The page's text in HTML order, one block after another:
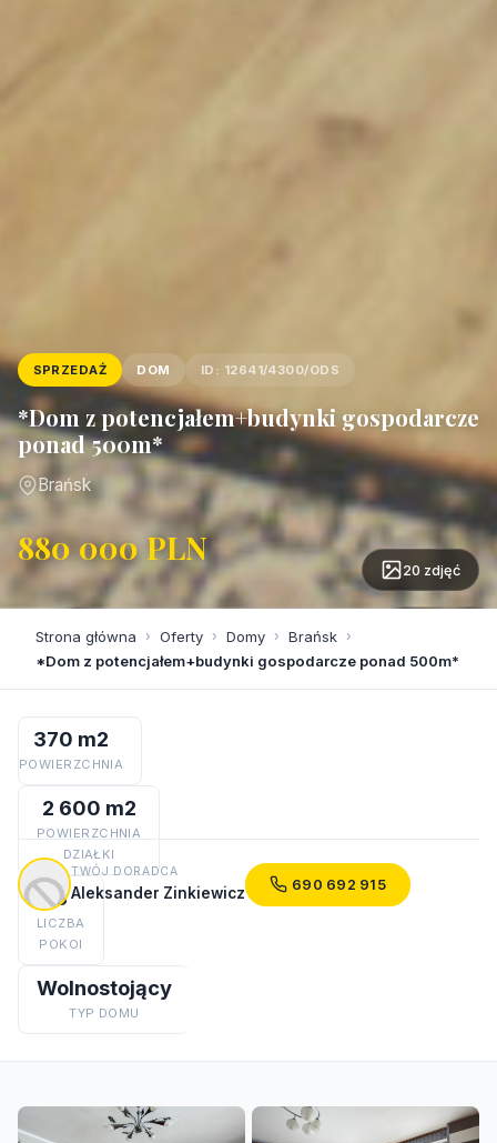
SPRZEDAŻ DOM ID: 12641/4300/ODS
*Dom z potencjałem+budynki gospodarcze
ponad 500m*
Brańsk
880 000 PLN
20 zdjęć
Strona główna › Oferty › Domy › Brańsk ›
*Dom z potencjałem+budynki gospodarcze ponad 500m*
370 m2
POWIERZCHNIA
2 600 m2
POWIERZCHNIA
DZIAŁKI
8
LICZBA
POKOI
Wolnostojący
TYP DOMU
TWÓJ DORADCA
Aleksander Zinkiewicz 690 692 915